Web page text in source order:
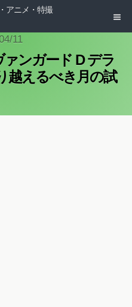
アニメ・特撮
11
ァンガード D デラ
越えるべき月の試